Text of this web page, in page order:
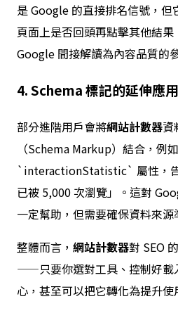
是 Google 的直接排名信號，但
頁面上是否回頭再點擊其他結
Google 間接解讀為內容品質的
4. Schema 標記的延伸應用
部分進階用戶會將網站計數器資
（Schema Markup）結合，例
`interactionStatistic` 屬性，
已被 5,000 次瀏覽」。這對
一定幫助，但需要確保資料來源
整體而言， 網站計數器對 SEO
——只要你選對工具、控制好載
心，甚至可以把它轉化為提升使